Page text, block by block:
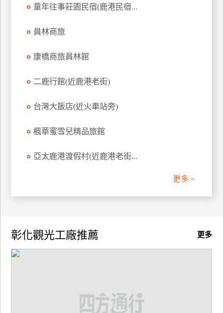
作
飯
童年往事莊園民宿(鹿港民宿...
員林商旅
康橋商旅員林館
二鹿行館(近鹿港老街)
台灣大飯店(近火車站旁)
楓華蜜雪兒精品旅館
亞太鹿港渡假村(近鹿港老街...
更多 »
更多
彰化觀光工廠推薦